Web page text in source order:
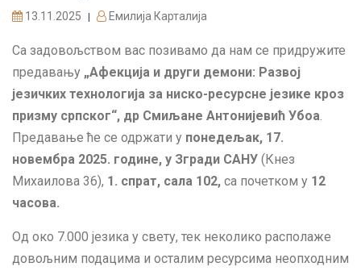
13.11.2025 | Емилија Карталија
Са задовољством вас позивамо да нам се придружите
предавању „Афекција и други демони: Развој
језичких технологија за ниско-ресурсне језике кроз
призму српског“, др Смиљанe Антонијевић Убоа.
Предавање ће се одржати у понедељак, 17.
новембра 2025. године, у Згради САНУ (Кнез
Михаилова 36), 1. спрат, сала 102, са почетком у 12
часова.
Од око 7.000 језика у свету, тек неколико располаже
довољним подацима и осталим ресурсима неопходним